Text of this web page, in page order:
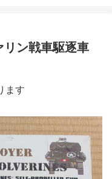
ン戦車駆逐車
ます